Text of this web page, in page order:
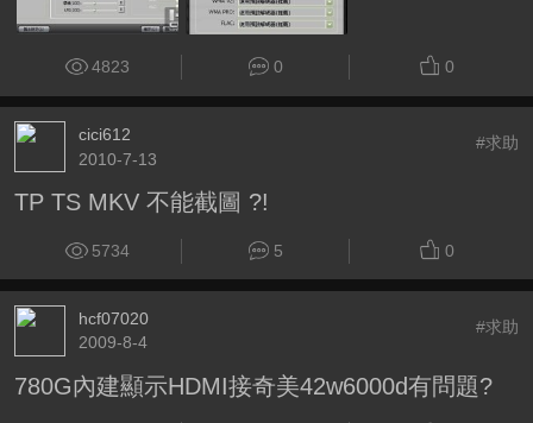
4823 0 0
cici612
2010-7-13
#求助
TP TS MKV 不能截圖 ?!
5734 5 0
hcf07020
2009-8-4
#求助
780G內建顯示HDMI接奇美42w6000d有問題?